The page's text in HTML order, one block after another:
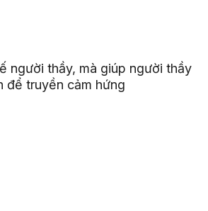
người thầy, mà giúp người thầy
để truyền cảm hứng